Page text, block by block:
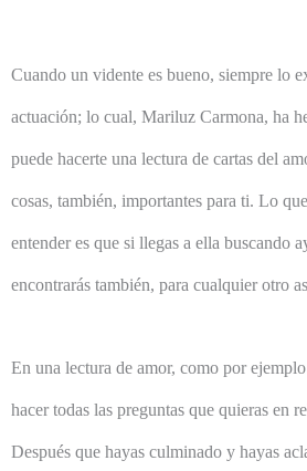
Cuando un vidente es bueno, siempre lo
actuación; lo cual, Mariluz Carmona, ha
puede hacerte una lectura de cartas del
cosas, también, importantes para ti. Lo
entender es que si llegas a ella buscando
encontrarás también, para cualquier otro
En una lectura de amor, como por
hacer todas las preguntas que quieras en
Después que hayas culminado y hayas